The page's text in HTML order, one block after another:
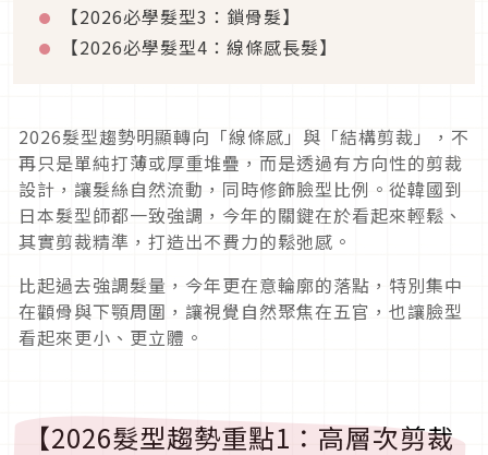
【2026必學髮型3：鎖骨髮】
【2026必學髮型4：線條感長髮】
2026髮型趨勢明顯轉向「線條感」與「結構剪裁」，不
再只是單純打薄或厚重堆疊，而是透過有方向性的剪裁
設計，讓髮絲自然流動，同時修飾臉型比例。從韓國到
日本髮型師都一致強調，今年的關鍵在於看起來輕鬆、
其實剪裁精準，打造出不費力的鬆弛感。
比起過去強調髮量，今年更在意輪廓的落點，特別集中
在顴骨與下顎周圍，讓視覺自然聚焦在五官，也讓臉型
看起來更小、更立體。
【2026髮型趨勢重點1：高層次剪裁